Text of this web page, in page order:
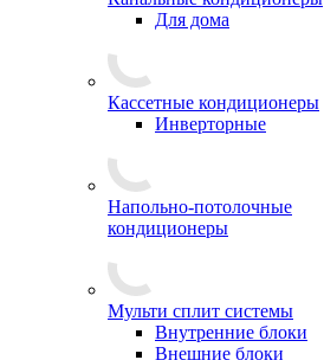
Для дома
Кассетные кондиционеры
Инверторные
Напольно-потолочные
кондиционеры
Мульти сплит системы
Внутренние блоки
Внешние блоки